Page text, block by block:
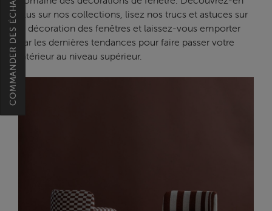
plus sur nos collections, lisez nos trucs et astuces sur
la décoration des fenêtres et laissez-vous emporter
par les dernières tendances pour faire passer votre
intérieur au niveau supérieur.